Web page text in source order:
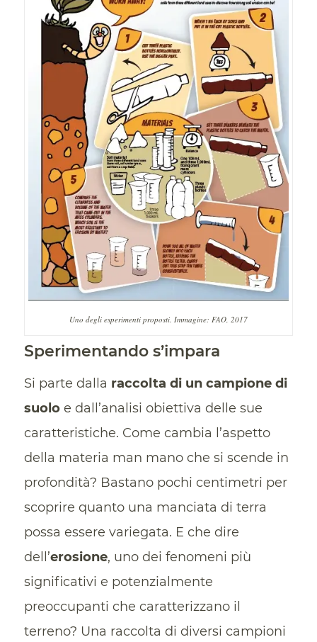
Uno degli esperimenti proposti. Immagine: FAO, 2017
Sperimentando s’impara
Si parte dalla raccolta di un campione di
suoloe dall’analisi obiettiva delle sue
caratteristiche. Come cambia l’aspetto
della materia man mano che si scende in
profondità? Bastano pochi centimetri per
scoprire quanto una manciata di terra
possa essere variegata. E che dire
dell’erosione, uno dei fenomeni più
significativi e potenzialmente
preoccupanti che caratterizzano il
terreno? Una raccolta di diversi campioni